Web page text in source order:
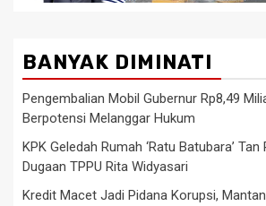
BANYAK DIMINATI
Pengembalian Mobil Gubernur Rp8,49
Berpotensi Melanggar Hukum
KPK Geledah Rumah ‘Ratu Batubara’
Dugaan TPPU Rita Widyasari
Kredit Macet Jadi Pidana Korupsi, Mantan